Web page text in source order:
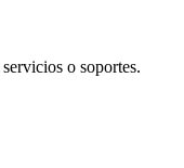
o soportes.